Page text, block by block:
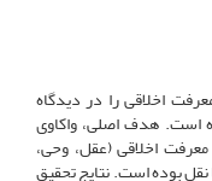
اخلاقی را در دیدگاه
است. هدف اصلی، واکاوی
اخلاقی (عقل، وحی،
بوده است. نتایج تحقیق